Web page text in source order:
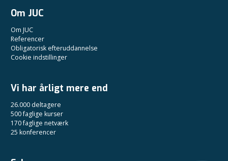
Om JUC
Om JUC
Referencer
Obligatorisk efteruddannelse
Cookie indstillinger
Vi har årligt mere end
26.000 deltagere
500 faglige kurser
170 faglige netværk
25 konferencer